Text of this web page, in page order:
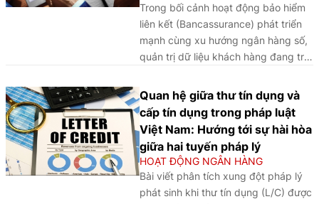
Trong bối cảnh hoạt động bảo hiểm
liên kết (Bancassurance) phát triển
mạnh cùng xu hướng ngân hàng số,
quản trị dữ liệu khách hàng đang trở
nghệ quan trọng, quyết định mức độ
minh bạch, an toàn và niềm tin của
người dùng đối với hệ sinh thái tài
chính - bảo hiểm.
Quan hệ giữa thư tín dụng và
cấp tín dụng trong pháp luật
Việt Nam: Hướng tới sự hài hòa
giữa hai tuyến pháp lý
HOẠT ĐỘNG NGÂN HÀNG
Bài viết phân tích xung đột pháp lý
phát sinh khi thư tín dụng (L/C) được